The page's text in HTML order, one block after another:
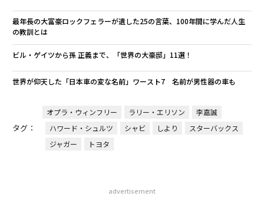
最年長の大富豪ロックフェラーが遺した25の言葉、100年間に学んだ人生
の教訓とは
ビル・ゲイツから孫 正義まで、「世界の大豪邸」11選！
世界が仰天した「日本車の変な名前」ワースト7 名前が男性器の車も
タグ：
オプラ・ウィンフリー ラリー・エリソン
李嘉誠
ハワード・シュルツ
シャビ しより
スターバックス
ジャガー
トヨタ
advertisement